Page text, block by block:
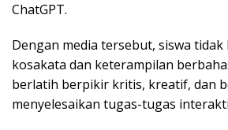
ChatGPT.
Dengan media tersebut, siswa
kosakata dan keterampilan
berlatih berpikir kritis, kreatif, dan
menyelesaikan tugas-tugas